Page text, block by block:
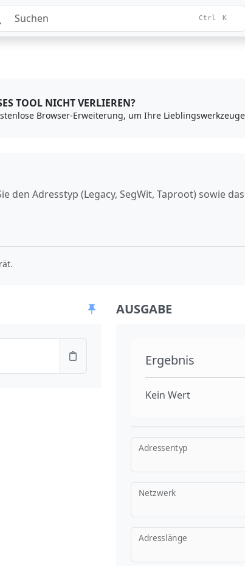
Ctrl K
TOOL NICHT VERLIEREN?
den Adresstyp (Legacy, SegWit, Taproot) sowie
AUSGABE
Ergebnis
Kein Wert
Adressentyp
Netzwerk
Adresslänge